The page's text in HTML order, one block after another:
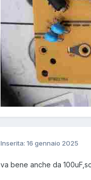
Inserita: 16 gennaio 2025
va bene anche da